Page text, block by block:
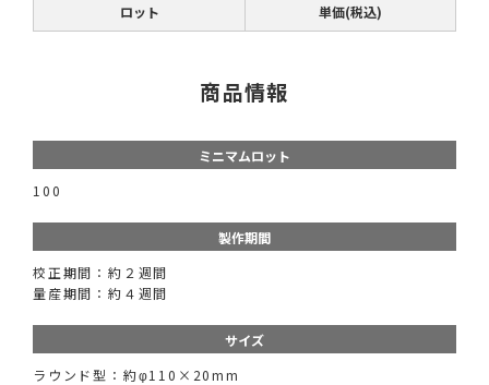
ロット 単価(税込)
商品情報
ミニマムロット
100
製作期間
校正期間：約２週間
量産期間：約４週間
サイズ
ラウンド型：約φ110×20mm